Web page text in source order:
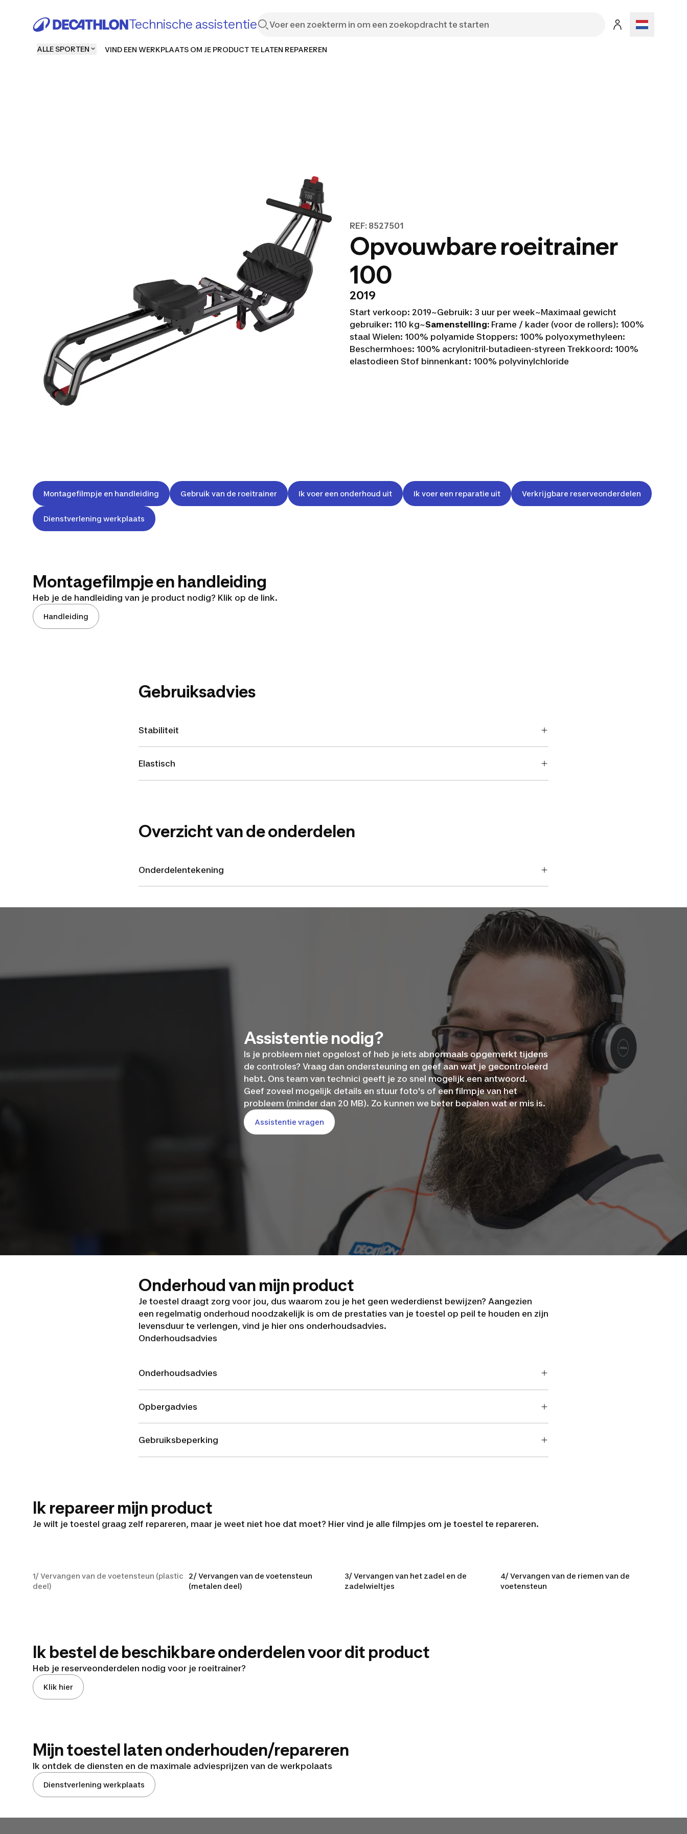
Technische assistentie
ALLE SPORTEN VIND EEN WERKPLAATS OM JE PRODUCT TE LATEN REPAREREN
REF: 8527501
Opvouwbare roeitrainer
100
2019
Start verkoop: 2019~Gebruik: 3 uur per week~Maximaal gewicht
gebruiker: 110 kg~Samenstelling:Frame / kader (voor de rollers): 100%
staal Wielen: 100% polyamide Stoppers: 100% polyoxymethyleen:
Beschermhoes: 100% acrylonitril-butadieen-styreen Trekkoord: 100%
elastodieen Stof binnenkant: 100% polyvinylchloride
Montagefilmpje en handleiding Gebruik van de roeitrainer Ik voer een onderhoud uit Ik voer een reparatie uit Verkrijgbare reserveonderdelen
Dienstverlening werkplaats
Montagefilmpje en handleiding
Heb je de handleiding van je product nodig? Klik op de link.
Handleiding
Montagefilmpje
R100
Gebruiksadvies
Stabiliteit
Elastisch
Overzicht van de onderdelen
Onderdelentekening
Assistentie nodig?
Is je probleem niet opgelost of heb je iets abnormaals opgemerkt tijdens
de controles? Vraag dan ondersteuning en geef aan wat je gecontroleerd
hebt. Ons team van technici geeft je zo snel mogelijk een antwoord.
Geef zoveel mogelijk details en stuur foto's of een filmpje van het
probleem (minder dan 20 MB). Zo kunnen we beter bepalen wat er mis is.
Assistentie vragen
Onderhoud van mijn product
Je toestel draagt zorg voor jou, dus waarom zou je het geen wederdienst bewijzen? Aangezien
een regelmatig onderhoud noodzakelijk is om de prestaties van je toestel op peil te houden en zijn
levensduur te verlengen, vind je hier ons onderhoudsadvies.
Onderhoudsadvies
Onderhoudsadvies
Opbergadvies
Gebruiksbeperking
Ik repareer mijn product
Je wilt je toestel graag zelf repareren, maar je weet niet hoe dat moet? Hier vind je alle filmpjes om je toestel te repareren.
1/ Vervangen van de voetensteun (plastic
deel)
2/ Vervangen van de voetensteun
(metalen deel)
3/ Vervangen van het zadel en de
zadelwieltjes
4/ Vervangen van de riemen van de
voetensteun
Ik bestel de beschikbare onderdelen voor dit product
Heb je reserveonderdelen nodig voor je roeitrainer?
Klik hier
Mijn toestel laten onderhouden/repareren
Ik ontdek de diensten en de maximale adviesprijzen van de werkpolaats
Dienstverlening werkplaats